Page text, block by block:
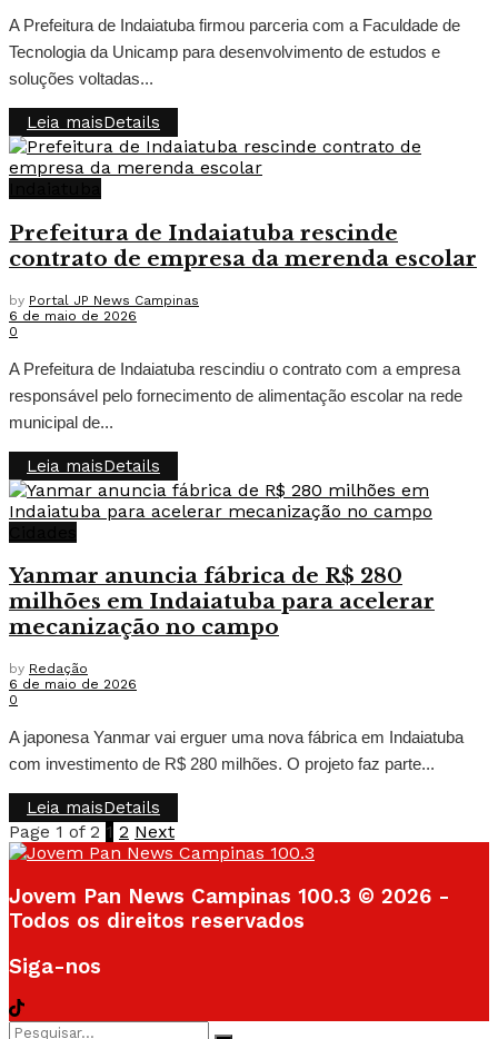
A Prefeitura de Indaiatuba firmou parceria com a Faculdade de
Tecnologia da Unicamp para desenvolvimento de estudos e
soluções voltadas...
Leia maisDetails
Prefeitura de Indaiatuba rescinde
contrato de empresa da merenda escolar
by Portal JP News Campinas
6 de maio de 2026
0
A Prefeitura de Indaiatuba rescindiu o contrato com a empresa
responsável pelo fornecimento de alimentação escolar na rede
municipal de...
Leia maisDetails
Yanmar anuncia fábrica de R$ 280
milhões em Indaiatuba para acelerar
mecanização no campo
by Redação
6 de maio de 2026
0
A japonesa Yanmar vai erguer uma nova fábrica em Indaiatuba
com investimento de R$ 280 milhões. O projeto faz parte...
Leia maisDetails
Page 1 of 2 1 2 Next
Jovem Pan News Campinas 100.3 © 2026 -
Todos os direitos reservados
Siga-nos